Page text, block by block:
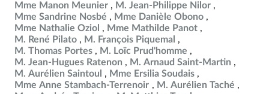
Mme Manon Meunier
M. Jean-Philippe Nilor
Mme Sandrine Nosbé
Mme Danièle Obono
Mme Nathalie Oziol
Mme Mathilde Panot
M. René Pilato
M. François Piquemal
M. Thomas Portes
M. Loïc Prud'homme
M. Jean-Hugues Ratenon
M. Arnaud Saint-Martin
M. Aurélien Saintoul
Mme Ersilia Soudais
Mme Anne Stambach-Terrenoir
M. Aurélien Taché